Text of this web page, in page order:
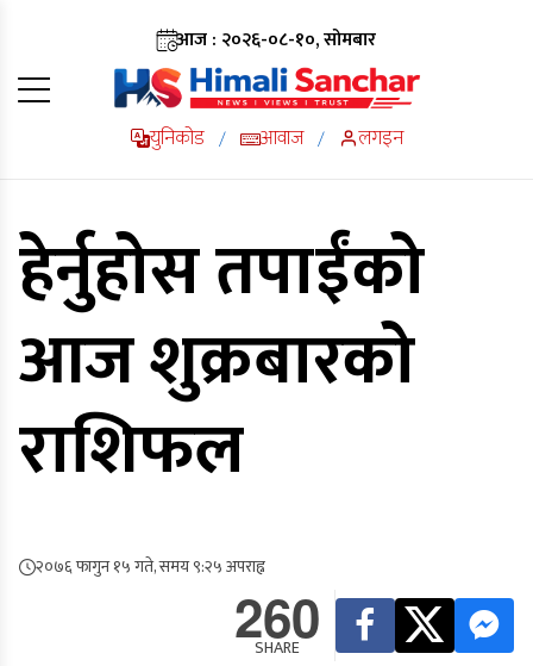
आज : २०२६-०८-१०, सोमबार
युनिकोड / आवाज / लगइन
हेर्नुहोस तपाईंको
आज शुक्रबारको
राशिफल
२०७६ फागुन १५ गते, समय ९:२५ अपराह्न
260
SHARE